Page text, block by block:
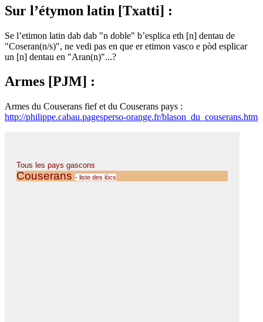
Sur l’étymon latin [Txatti] :
Se l’etimon latin dab dab "n doble" b’esplica eth [n] dentau de
"Coseran(n/s)", ne vedi pas en que er etimon vasco e pòd esplicar
un [n] dentau en "Aran(n)"...?
Armes [PJM] :
Armes du Couserans fief et du Couserans pays :
http://philippe.cabau.pagesperso-orange.fr/blason_du_couserans.htm